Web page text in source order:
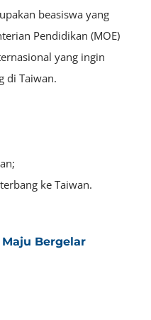
beasiswa yang
Pendidikan (MOE)
yang ingin
di Taiwan.
ke Taiwan.
Maju Bergelar